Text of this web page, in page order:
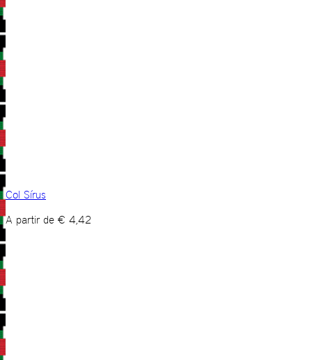
Col Sírus
A partir de € 4,42